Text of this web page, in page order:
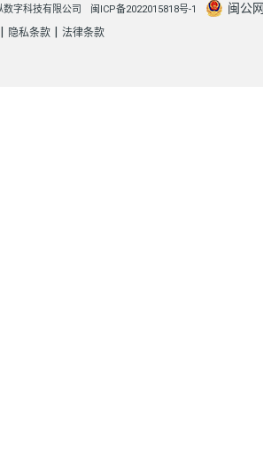
字科技有限公司 闽ICP备2022015818号-1 闽公
隐私条款 法律条款